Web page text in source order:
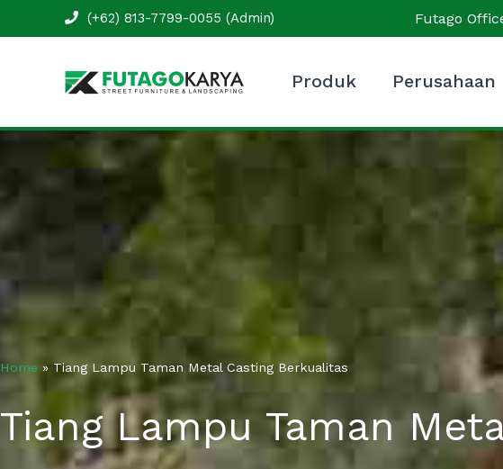
to
(+62) 813-7799-0055 (Admin) Futago
Produk Perusahaan
Home » Tiang Lampu Taman Metal Casting Berkualitas
Tiang Lampu Taman